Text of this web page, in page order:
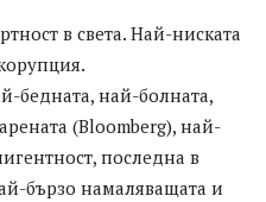
в света. Най-ниската
бедната, най-болната,
(Bloomberg), най-
последна в
бързо намаляващата и